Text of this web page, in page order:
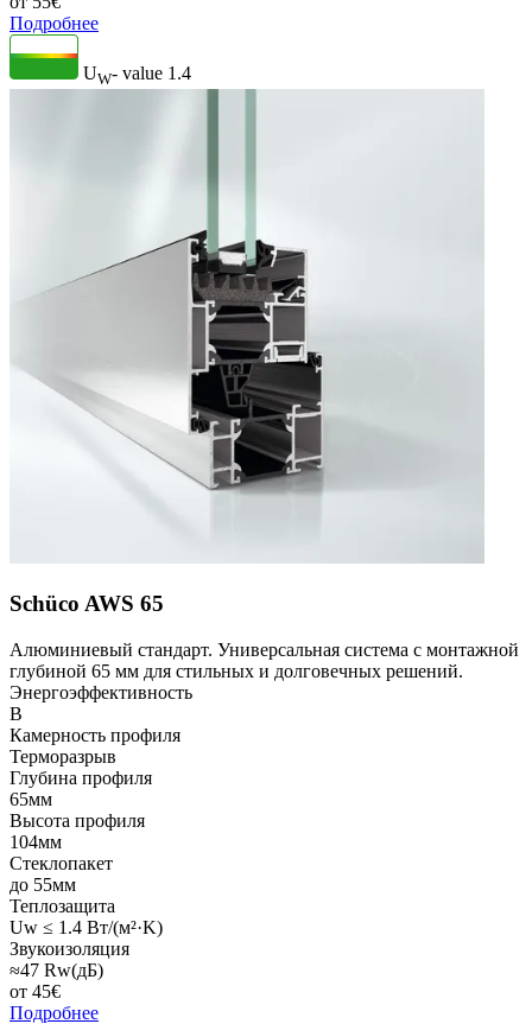
Подробнее
UW- value 1.4
Schüco AWS 65
Алюминиевый стандарт. Универсальная система с монтажной
глубиной 65 мм для стильных и долговечных решений.
Энергоэффективность
B
Камерность профиля
Терморазрыв
Глубина профиля
65мм
Высота профиля
104мм
Стеклопакет
до 55мм
Теплозащита
Uw ≤ 1.4 Вт/(м²·K)
Звукоизоляция
≈47 Rw(дБ)
от 45€
Подробнее